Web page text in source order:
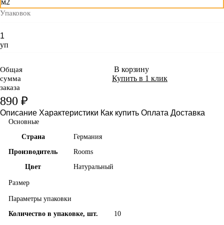
м2
Упаковок
уп
Общая
сумма
заказа
890 ₽
В корзину
Купить в 1 клик
Описание Характеристики Как купить Оплата Доставка
Основные
Страна
Германия
Производитель
Rooms
Цвет
Натуральный
Размер
Параметры упаковки
Количество в упаковке, шт.
10